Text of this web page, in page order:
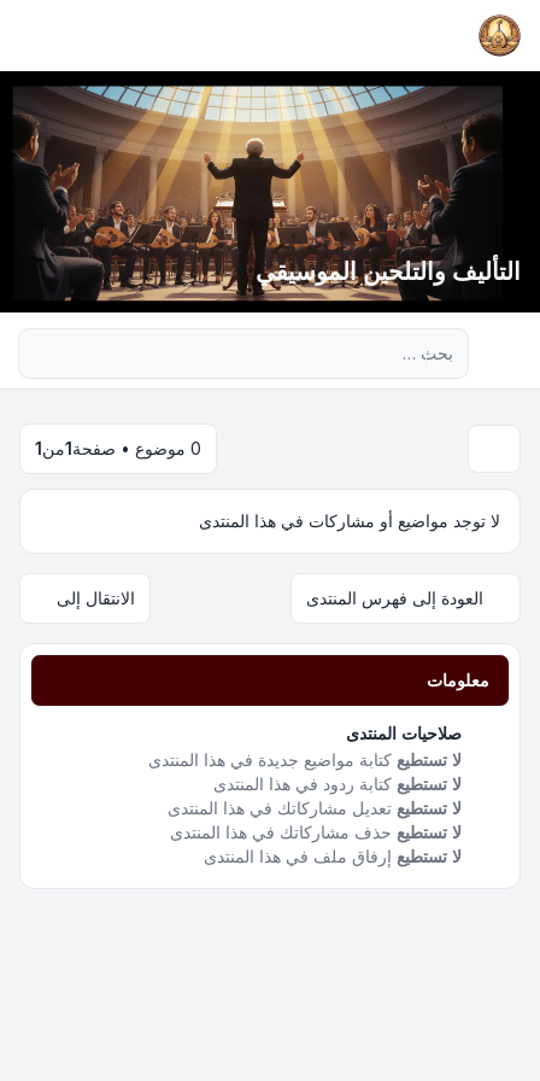
التأليف والتلحين الموسيقي
0 موضوع • صفحة 1من1
لا توجد مواضيع أو مشاركات في هذا المنتدى
العودة إلى فهرس المنتدى الانتقال إلى
معلومات
صلاحيات المنتدى
لا تستطيع كتابة مواضيع جديدة في هذا المنتدى
لا تستطيع كتابة ردود في هذا المنتدى
لا تستطيع تعديل مشاركاتك في هذا المنتدى
لا تستطيع حذف مشاركاتك في هذا المنتدى
لا تستطيع إرفاق ملف في هذا المنتدى